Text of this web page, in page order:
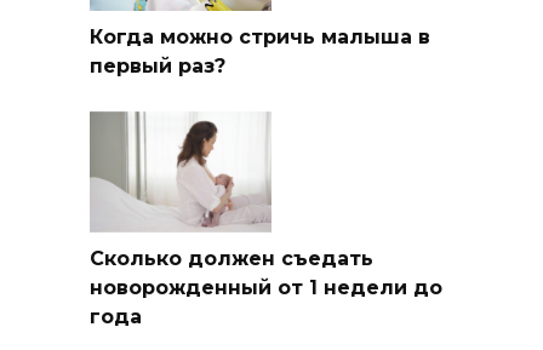
Когда можно стричь малыша в
первый раз?
Сколько должен съедать
новорожденный от 1 недели до
года